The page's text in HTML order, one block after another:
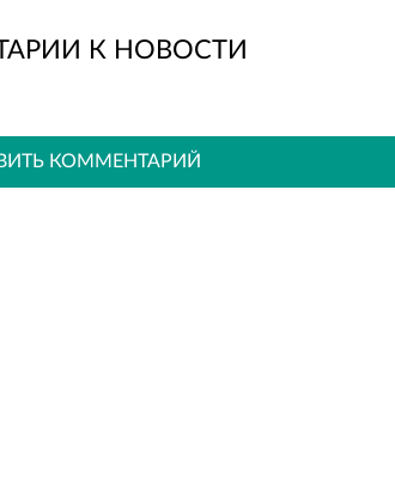
во
ВКонтакте
Одноклассниках
К НОВОСТИ
КОММЕНТАРИЙ